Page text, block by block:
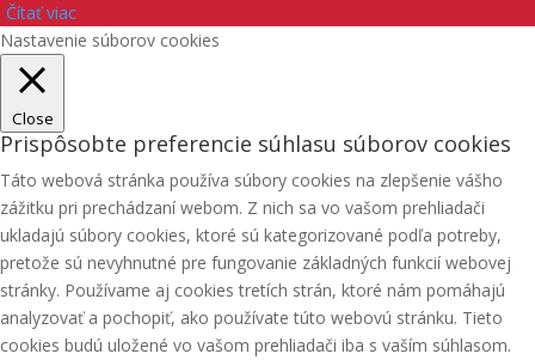
Čítať viac
Nastavenie súborov cookies
Close
Prispôsobte preferencie súhlasu súborov cookies
Táto webová stránka používa súbory cookies na zlepšenie vášho
zážitku pri prechádzaní webom. Z nich sa vo vašom prehliadači
ukladajú súbory cookies, ktoré sú kategorizované podľa potreby,
pretože sú nevyhnutné pre fungovanie základných funkcií webovej
stránky. Používame aj cookies tretích strán, ktoré nám pomáhajú
analyzovať a pochopiť, ako používate túto webovú stránku. Tieto
cookies budú uložené vo vašom prehliadači iba s vaším súhlasom.